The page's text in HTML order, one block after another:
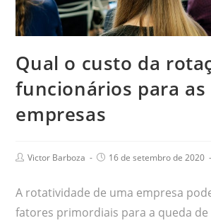
Qual o custo da
funcionários para as
empresas
Victor Barboza 16 de setembro de 2020
A rotatividade de uma empresa
fatores primordiais para a queda